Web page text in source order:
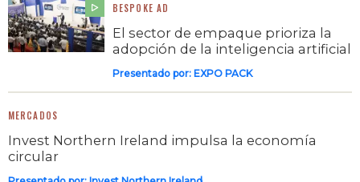
BESPOKE AD
El sector de empaque prioriza la
adopción de la inteligencia artificial
Presentado por: EXPO PACK
MERCADOS
Invest Northern Ireland impulsa la economía
circular